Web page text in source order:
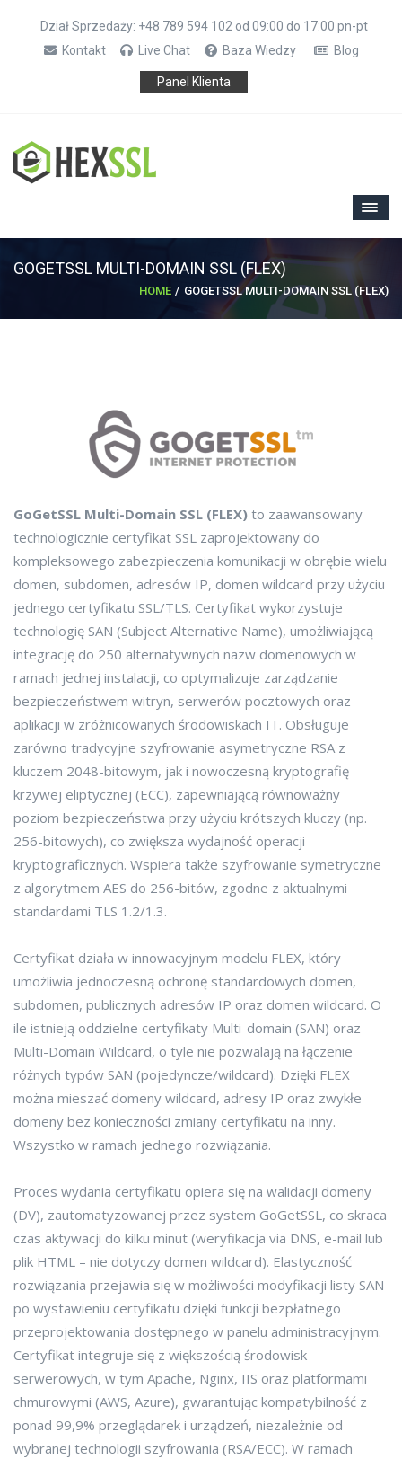
Dział Sprzedaży: +48 789 594 102 od 09:00 do 17:00 pn-pt
Kontakt
Live Chat Baza Wiedzy Blog
Panel Klienta
GOGETSSL MULTI-DOMAIN SSL (FLEX)
HOME GOGETSSL MULTI-DOMAIN SSL (FLEX)
GoGetSSL Multi-Domain SSL (FLEX) to zaawansowany
technologicznie certyfikat SSL zaprojektowany do
kompleksowego zabezpieczenia komunikacji w obrębie wielu
domen, subdomen, adresów IP, domen wildcard przy użyciu
jednego certyfikatu SSL/TLS. Certyfikat wykorzystuje
technologię SAN (Subject Alternative Name), umożliwiającą
integrację do 250 alternatywnych nazw domenowych w
ramach jednej instalacji, co optymalizuje zarządzanie
bezpieczeństwem witryn, serwerów pocztowych oraz
aplikacji w zróżnicowanych środowiskach IT. Obsługuje
zarówno tradycyjne szyfrowanie asymetryczne RSA z
kluczem 2048-bitowym, jak i nowoczesną kryptografię
krzywej eliptycznej (ECC), zapewniającą równoważny
poziom bezpieczeństwa przy użyciu krótszych kluczy (np.
256-bitowych), co zwiększa wydajność operacji
kryptograficznych. Wspiera także szyfrowanie symetryczne
z algorytmem AES do 256-bitów, zgodne z aktualnymi
standardami TLS 1.2/1.3.
Certyfikat działa w innowacyjnym modelu FLEX, który
umożliwia jednoczesną ochronę standardowych domen,
subdomen, publicznych adresów IP oraz domen wildcard. O
ile istnieją oddzielne certyfikaty Multi-domain (SAN) oraz
Multi-Domain Wildcard, o tyle nie pozwalają na łączenie
różnych typów SAN (pojedyncze/wildcard). Dzięki FLEX
można mieszać domeny wildcard, adresy IP oraz zwykłe
domeny bez konieczności zmiany certyfikatu na inny.
Wszystko w ramach jednego rozwiązania.
Proces wydania certyfikatu opiera się na walidacji domeny
(DV), zautomatyzowanej przez system GoGetSSL, co skraca
czas aktywacji do kilku minut (weryfikacja via DNS, e-mail lub
plik HTML – nie dotyczy domen wildcard). Elastyczność
rozwiązania przejawia się w możliwości modyfikacji listy SAN
po wystawieniu certyfikatu dzięki funkcji bezpłatnego
przeprojektowania dostępnego w panelu administracyjnym.
Certyfikat integruje się z większością środowisk
serwerowych, w tym Apache, Nginx, IIS oraz platformami
chmurowymi (AWS, Azure), gwarantując kompatybilność z
ponad 99,9% przeglądarek i urządzeń, niezależnie od
wybranej technologii szyfrowania (RSA/ECC). W ramach